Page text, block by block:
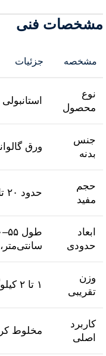
مشخصات فنی
مشخصه جزئیات
نوع
محصول
جنس
بدنه
ورق
حجم
مفید
حدود ۲۰ تا ۲۵ لیتر
ابعاد
حدودی
سانتی‌متر، ارتفاع
وزن
تقریبی
۱ تا ۲ کیلوگرم
کاربرد
اصلی
مخلوط